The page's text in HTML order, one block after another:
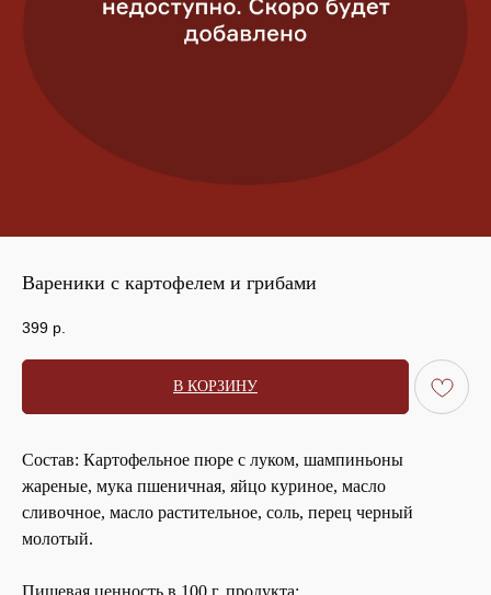
Вареники с картофелем и грибами
399 р.
В КОРЗИНУ
Состав: Картофельное пюре с луком, шампиньоны
жареные, мука пшеничная, яйцо куриное, масло
сливочное, масло растительное, соль, перец черный
молотый.
Пищевая ценность в 100 г. продукта: